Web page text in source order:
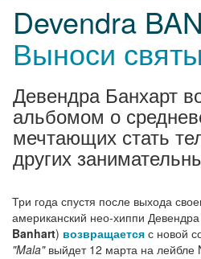
Devendra
Выноси
Девендра Банхарт
альбомом о
мечтающих стать
других
Три года спустя после выхода
американский нео-хиппи
Banhart) возвращается с новой
"Mala"выйдет 12 марта на лейбле